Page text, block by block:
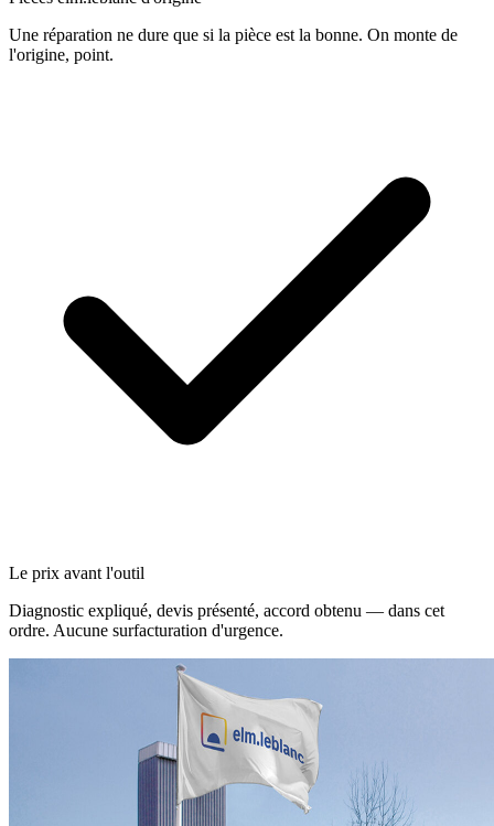
Une réparation ne dure que si la pièce est la bonne. On monte de
l'origine, point.
Le prix avant l'outil
Diagnostic expliqué, devis présenté, accord obtenu — dans cet
ordre. Aucune surfacturation d'urgence.